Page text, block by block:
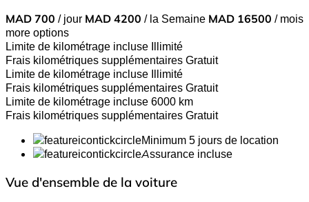
MAD 700 / jour MAD 4200 / la Semaine MAD 16500 / mois
more options
Limite de kilométrage incluse Illimité
Frais kilométriques supplémentaires Gratuit
Limite de kilométrage incluse Illimité
Frais kilométriques supplémentaires Gratuit
Limite de kilométrage incluse 6000 km
Frais kilométriques supplémentaires Gratuit
Minimum 5 jours de location
Assurance incluse
Vue d'ensemble de la voiture